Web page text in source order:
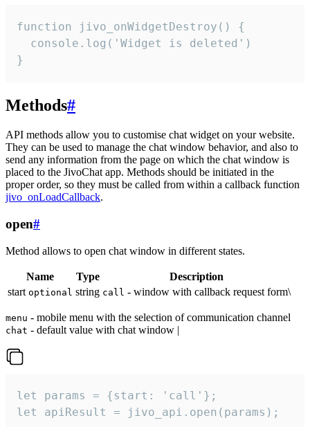
function jivo_onWidgetDestroy() {
  console.log('Widget is deleted')
}
Methods#
API methods allow you to customise chat widget on your website.
They can be used to manage the chat window behavior, and also to
send any information from the page on which the chat window is
placed to the JivoChat app. Methods should be initiated in the
proper order, so they must be called from within a callback function
jivo_onLoadCallback.
open#
Method allows to open chat window in different states.
Name Type
Description
start optional string call - window with callback request form\
menu - mobile menu with the selection of communication channel
chat - default value with chat window |
let params = {start: 'call'};
let apiResult = jivo_api.open(params);